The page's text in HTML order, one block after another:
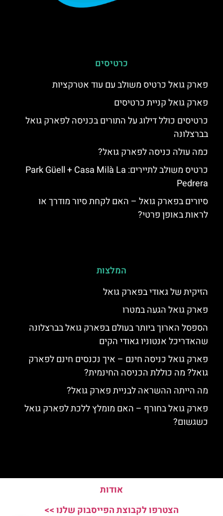
כרטיסים
פארק גואל כרטיס משולב עם עוד אטרקציות
פארק גואל קניית כרטיסים
כרטיסים כולל דילוג על התורים בכניסה לפארק גואל
בברצלונה
כמה עולה כניסה לפארק גואל?
כרטיס משולב לתיירים: Park Güell + Casa Milà La
Pedrera
סיורים בפארק גואל – האם לקחת סיור מודרך או
לראות באופן פרטי?
המלצות
הזיקית של גאודי בפארק גואל
פארק גואל הגעה במטרו
הספסל הארוך ביותר בעולם בפארק גואל בברצלונה
שהאדריכל אנטוניו גאודי הקים
פארק גואל כניסה חינם – איך נכנסים חינם לפארק
גואל? מה כוללת הכניסה החינמית?
מה הייתה ההשראה לבניית פארק גואל?
פארק גואל בחורף – האם מומלץ ללכת לפארק גואל
כשגשום?
אודות
הצטרפו לקבוצת הפייסבוק שלנו >>